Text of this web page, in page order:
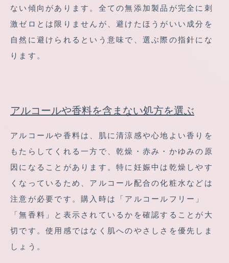
ない傾向があります。全ての無添加製品が完全に刺
激ゼロとは限りませんが、避けたほうがいい成分を
自然に避けられるという意味で、選ぶ際の指針にな
ります。
アルコールや香料を含まない処方を選ぶ
アルコールや香料は、肌に清涼感や心地よい香りを
もたらしてくれる一方で、乾燥・赤み・かゆみの原
因になることがあります。特に妊娠中は乾燥しやす
くなっているため、アルコール配合の化粧水などは
注意が必要です。購入時は「アルコールフリー」
「無香料」と表示されているかを確認することが大
切です。使用感ではなく肌へのやさしさを優先しま
しょう。